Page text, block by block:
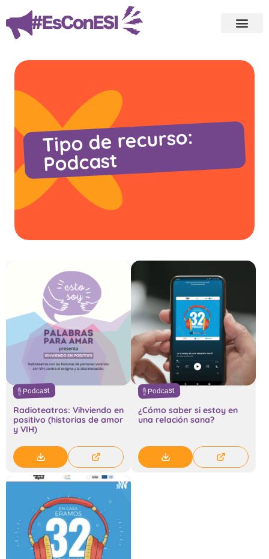
Tipo de recurso:
Podcast
Podcast
Radioteatros: Vihviendo en
positivo (historias de amor
y VIH)
Podcast
¿Cómo saber si estoy en
una relación sana?